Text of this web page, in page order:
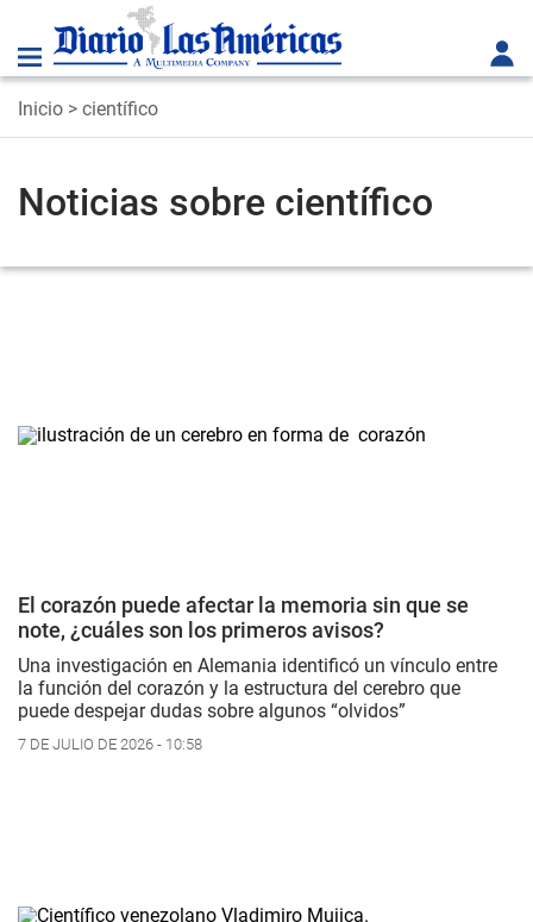
Inicio > científico
Noticias sobre científico
El corazón puede afectar la memoria sin que se
note, ¿cuáles son los primeros avisos?
Una investigación en Alemania identificó un vínculo entre
la función del corazón y la estructura del cerebro que
puede despejar dudas sobre algunos “olvidos”
7 DE JULIO DE 2026 - 10:58